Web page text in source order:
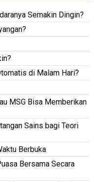
Semakin Dingin?
di Malam Hari?
MSG Bisa Memberikan
Sains bagi Teori
Berbuka
Bersama Secara